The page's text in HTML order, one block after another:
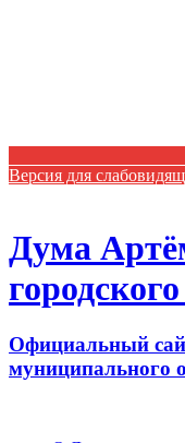
Версия для
Дума
Официальный
муниципального